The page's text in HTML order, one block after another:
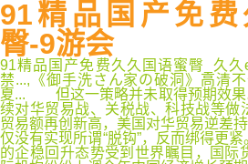
91精品国产免
臀-9游会
91精品国产免费久久国语蜜臀_久
禁...,《御手洗さん家の破洞》高清
夏... 但这一策略并未取得预期效果
续对华贸易战、关税战、科技战等做
贸易额再创新高，美国对华贸易逆差
仅没有实现所谓“脱钩”，反而绑得更
的企稳回升态势受到世界瞩目，国际